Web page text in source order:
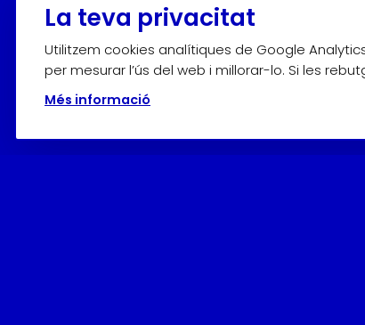
La teva privacitat
Utilitzem cookies analítiques de Google
per mesurar l’ús del web i millorar-lo. Si les
Més informació